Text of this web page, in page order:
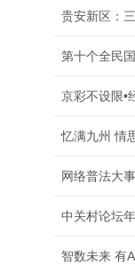
贵安新区：
第十个全民
京彩不设限•
忆满九州 情
网络普法大
中关村论坛
智数未来 有